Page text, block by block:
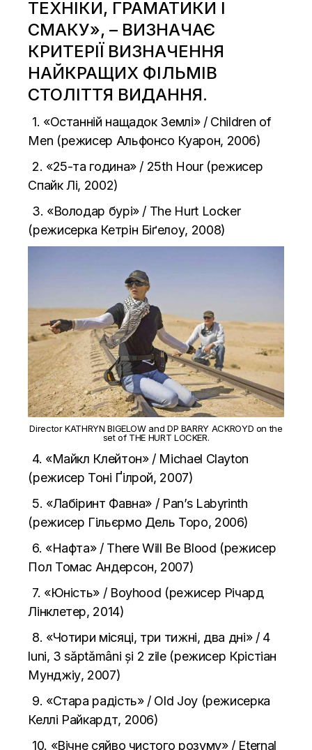
ТЕХНІКИ, ГРАМАТИКИ І
СМАКУ», – ВИЗНАЧАЄ
КРИТЕРІЇ ВИЗНАЧЕННЯ
НАЙКРАЩИХ ФІЛЬМІВ
СТОЛІТТЯ ВИДАННЯ.
1. «Останній нащадок Землі» / Children of
Men (режисер Альфонсо Куарон, 2006)
2. «25-та година» / 25th Hour (режисер
Спайк Лі, 2002)
3. «Володар бурі» / The Hurt Locker
(режисерка Кетрін Біґелоу, 2008)
Director KATHRYN BIGELOW and DP BARRY ACKROYD on the
set of THE HURT LOCKER.
4. «Майкл Клейтон» / Michael Clayton
(режисер Тоні Ґілрой, 2007)
5. «Лабіринт Фавна» / Pan’s Labyrinth
(режисер Гільєрмо Дель Торо, 2006)
6. «Нафта» / There Will Be Blood (режисер
Пол Томас Андерсон, 2007)
7. «Юність» / Boyhood (режисер Річард
Лінклетер, 2014)
8. «Чотири місяці, три тижні, два дні» / 4
luni, 3 săptămâni și 2 zile (режисер Крістіан
Мунджіу, 2007)
9. «Стара радість» / Old Joy (режисерка
Келлі Райкардт, 2006)
10. «Вічне сяйво чистого розуму» / Eternal